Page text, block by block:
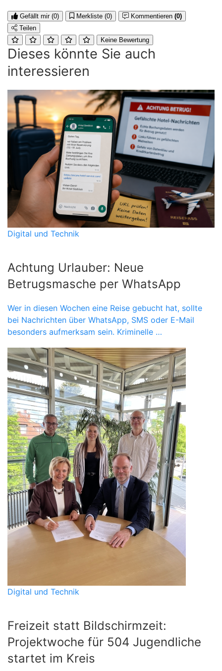
Gefällt mir (0) Merkliste (0) Kommentieren (0)
Teilen
Keine Bewertung
Dieses könnte Sie auch
interessieren
Digital und Technik
Achtung Urlauber: Neue
Betrugsmasche per WhatsApp
Wer in diesen Wochen eine Reise gebucht hat, sollte
bei Nachrichten über WhatsApp, SMS oder E-Mail
besonders aufmerksam sein. Kriminelle …
Digital und Technik
Freizeit statt Bildschirmzeit:
Projektwoche für 504 Jugendliche
startet im Kreis